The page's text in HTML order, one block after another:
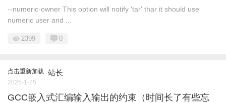
--numeric-owner This option will notify 'tar' thar it should use
numeric user and ...
2399 0
点击重新加载 站长
2025-1-25
GCC嵌入式汇编输入输出的约束（时间长了有些忘